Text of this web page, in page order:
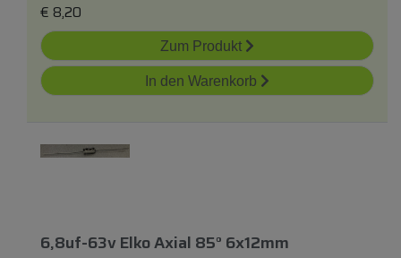
€ 8,20
Zum Produkt
In den Warenkorb
6,8uf-63v Elko Axial 85° 6x12mm